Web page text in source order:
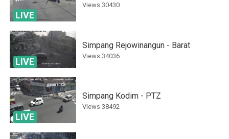
LIVE
Views 30430
LIVE
Simpang Rejowinangun - Barat
Views 34036
LIVE
Simpang Kodim - PTZ
Views 38492